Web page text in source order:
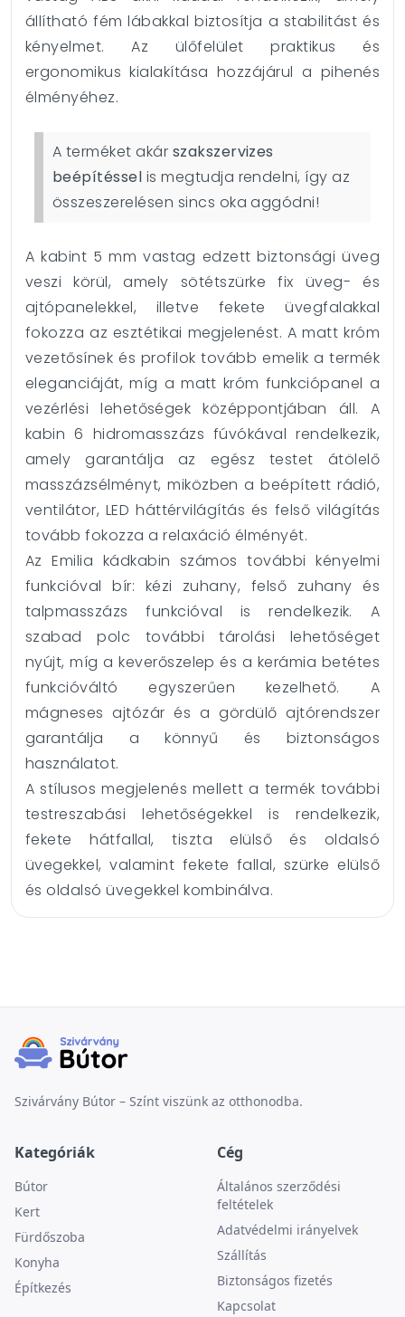
állítható fém lábakkal biztosítja a stabilitást és
kényelmet. Az ülőfelület praktikus és
ergonomikus kialakítása hozzájárul a pihenés
élményéhez.
A terméket akár szakszervizes
beépítéssel is megtudja rendelni, így az
összeszerelésen sincs oka aggódni!
A kabint 5 mm vastag edzett biztonsági üveg
veszi körül, amely sötétszürke fix üveg- és
ajtópanelekkel, illetve fekete üvegfalakkal
fokozza az esztétikai megjelenést. A matt króm
vezetősínek és profilok tovább emelik a termék
eleganciáját, míg a matt króm funkciópanel a
vezérlési lehetőségek középpontjában áll. A
kabin 6 hidromasszázs fúvókával rendelkezik,
amely garantálja az egész testet átölelő
masszázsélményt, miközben a beépített rádió,
ventilátor, LED háttérvilágítás és felső világítás
tovább fokozza a relaxáció élményét.
Az Emilia kádkabin számos további kényelmi
funkcióval bír: kézi zuhany, felső zuhany és
talpmasszázs funkcióval is rendelkezik. A
szabad polc további tárolási lehetőséget
nyújt, míg a keverőszelep és a kerámia betétes
funkcióváltó egyszerűen kezelhető. A
mágneses ajtózár és a gördülő ajtórendszer
garantálja a könnyű és biztonságos
használatot.
A stílusos megjelenés mellett a termék további
testreszabási lehetőségekkel is rendelkezik,
fekete hátfallal, tiszta elülső és oldalsó
üvegekkel, valamint fekete fallal, szürke elülső
és oldalsó üvegekkel kombinálva.
Szivárvány Bútor – Színt viszünk az otthonodba.
Kategóriák
Bútor
Kert
Fürdőszoba
Konyha
Építkezés
Cég
Általános szerződési
feltételek
Adatvédelmi irányelvek
Szállítás
Biztonságos fizetés
Kapcsolat